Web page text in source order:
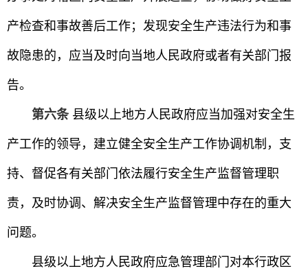
产检查和事故善后工作；发现安全生产违法行为和事
故隐患的，应当及时向当地人民政府或者有关部门报
告。
第六条 县级以上地方人民政府应当加强对安全生
产工作的领导，建立健全安全生产工作协调机制，支
持、督促各有关部门依法履行安全生产监督管理职
责，及时协调、解决安全生产监督管理中存在的重大
问题。
县级以上地方人民政府应急管理部门对本行政区